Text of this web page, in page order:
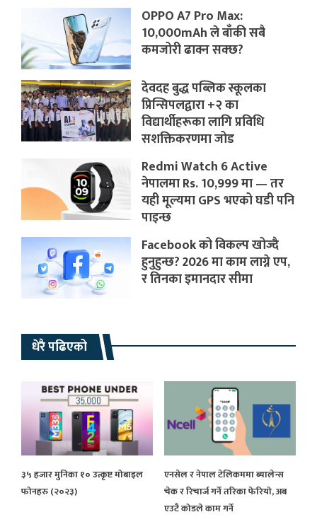
OPPO A7 Pro Max:
10,000mAh ले बाँकी सबै
कमजोरी ढाक्न सक्छ?
देवदह बुद्ध पब्लिक स्कूलका
प्रिन्सिपलद्वारा +२ का
विद्यार्थीहरूका लागि प्रविधि
सशक्तिकरणमा जोड
Redmi Watch 6 Active
नेपालमा Rs. 10,999 मा — तर
यही मूल्यमा GPS भएको घडी पनि
पाइन्छ
Facebook को विकल्प खोज्दै
हुनुहुन्छ? 2026 मा काम लाग्ने एप,
र तिनका इमानदार सीमा
धेरै पढिएको
३५ हजार मुनिका १० उत्कृष्ट मोबाइल
फोनहरु (२०२३)
एनसेल र नेपाल टेलिकममा ब्यालेन्स
चेक र रिचार्ज गर्ने तरिका फेरियो, अब
एउटै कोडले काम गर्ने